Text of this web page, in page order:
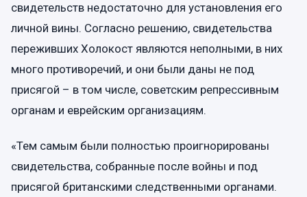
свидетельств недостаточно для установления его
личной вины. Согласно решению, свидетельства
переживших Холокост являются неполными, в них
много противоречий, и они были даны не под
присягой – в том числе, советским репрессивным
органам и еврейским организациям.
«Тем самым были полностью проигнорированы
свидетельства, собранные после войны и под
присягой британскими следственными органами.